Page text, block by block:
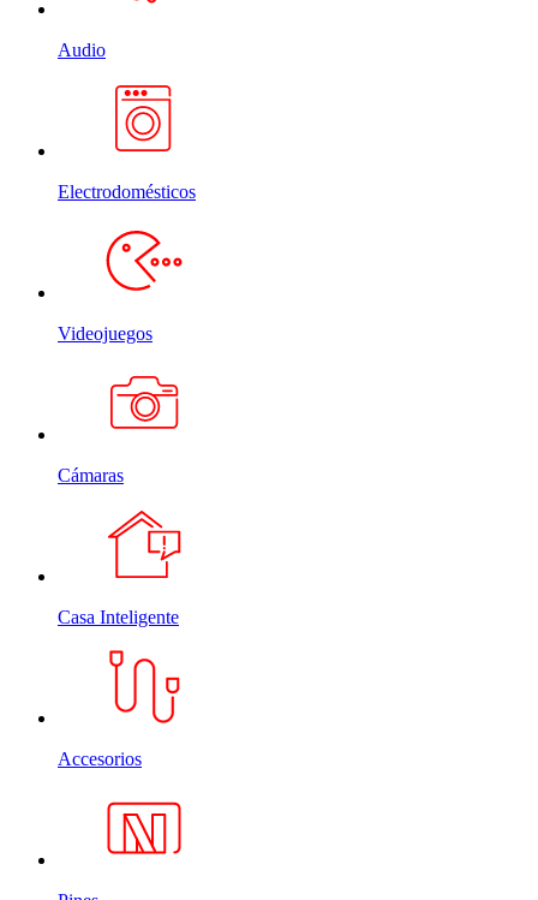
Audio
Electrodomésticos
Videojuegos
Cámaras
Casa Inteligente
Accesorios